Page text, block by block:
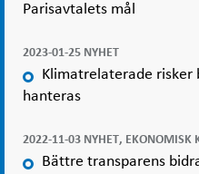
Parisavtalets mål
2023-01-25 NYHET
Klimatrelaterade
hanteras
2022-11-03 NYHET, EKONOMISK
Bättre transparens